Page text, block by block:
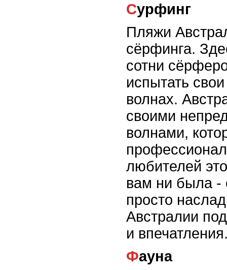
Сурфинг
Пляжи
сёрфинга.
сотни
испытать
волнах.
своими
волнами,
любителей
вам ни была -
просто
Австралии
и
Фауна